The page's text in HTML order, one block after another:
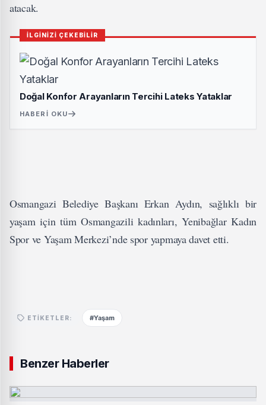
atacak.
İLGİNİZİ ÇEKEBİLİR
Doğal Konfor Arayanların Tercihi Lateks Yataklar
HABERI OKU
Osmangazi Belediye Başkanı Erkan Aydın, sağlıklı bir
yaşam için tüm Osmangazili kadınları, Yenibağlar Kadın
Spor ve Yaşam Merkezi’nde spor yapmaya davet etti.
ETIKETLER: #Yaşam
Benzer Haberler